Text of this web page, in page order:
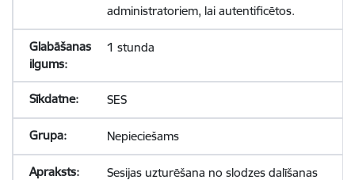
administratoriem, lai autentificētos.
1 stunda
SES
Nepieciešams
Sesijas uzturēšana no slodzes dalīšanas